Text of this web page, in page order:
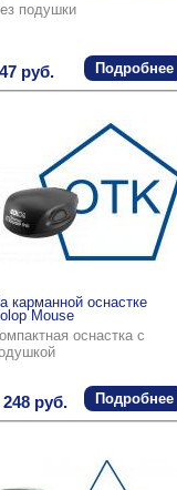
подушки
руб. Подробнее
карманной оснастке
Mouse
оснастка с
248 руб. Подробнее